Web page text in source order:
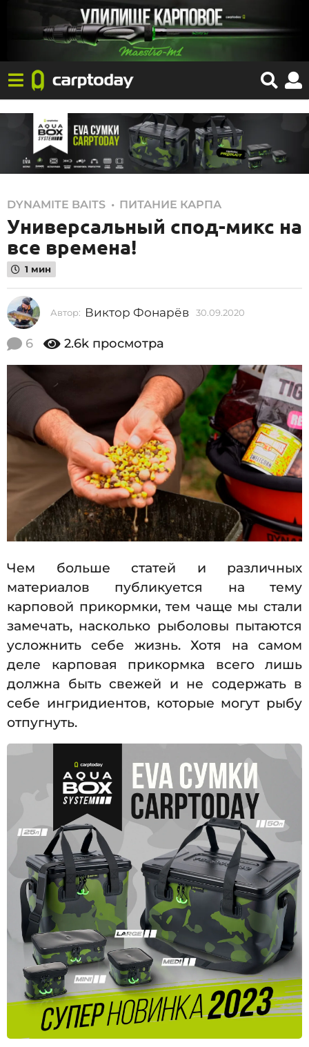
3
0
.
0
9
.
2
0
3
.
9
.
0
0
DYNAMITE BAITS ,ПИТАНИЕ КАРПА
Универсальный спод-микс на
все времена!
1 мин
Автор: Виктор Фонарёв 30.09.2020
9
2
0
2
0
6 2.6k просмотра
Чем больше статей и различных
материалов публикуется на тему
карповой прикормки, тем чаще мы стали
замечать, насколько рыболовы пытаются
усложнить себе жизнь. Хотя на самом
деле карповая прикормка всего лишь
должна быть свежей и не содержать в
себе ингридиентов, которые могут рыбу
отпугнуть.